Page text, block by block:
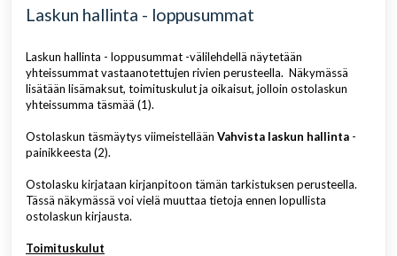
Laskun hallinta - loppusummat
Laskun hallinta - loppusummat -välilehdellä näytetään
yhteissummat vastaanotettujen rivien perusteella. Näkymässä
lisätään lisämaksut, toimituskulut ja oikaisut, jolloin ostolaskun
yhteissumma täsmää (1).
Ostolaskun täsmäytys viimeistellään Vahvista laskun hallinta -
painikkeesta (2).
Ostolasku kirjataan kirjanpitoon tämän tarkistuksen perusteella.
Tässä näkymässä voi vielä muuttaa tietoja ennen lopullista
ostolaskun kirjausta.
Toimituskulut